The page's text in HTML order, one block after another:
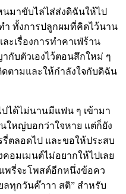
นมาขับไล่ไส่ส่งดิฉันให้ไป
ำ ทั้งการปลูกผมที่คิดไว้นาน
ะเรื่องการทำคาเฟ่ร้าน
กับตัวเองไว้ตอนสึกใหม่ ๆ
ตามและให้กำลังใจกับดิฉัน
ได้ไม่นานมีแฟน ๆ เข้ามา
ใหญ่บอกว่าใจหาย แต่ก็ยัง
ตลอดไป และขอให้ประสบ
คอมเมนต์ไม่อยากให้ไปเลย
พรี่จะโพสต์อีกหนึ่งข้อคว
ลทุกวันค๊าาา สติ” สำหรับ